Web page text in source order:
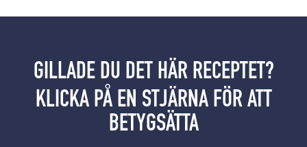
GILLADE DU DET HÄR RECEPTET?
KLICKA PÅ EN STJÄRNA FÖR ATT
BETYGSÄTTA